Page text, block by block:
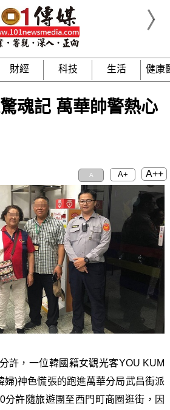
財經 科技 生活 健康
魂記 萬華帥警熱心
A A+ A++
許，一位韓國籍女觀光客YOU KUM
婦)神色慌張的跑進萬華分局武昌街派
分許隨旅遊團至西門町商圈逛街，因